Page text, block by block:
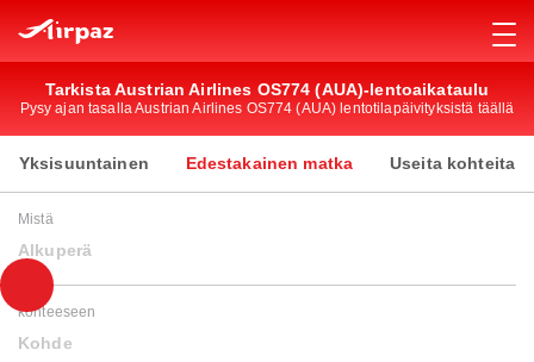
Tarkista Austrian Airlines OS774 (AUA)-lentoaikataulu
Pysy ajan tasalla Austrian Airlines OS774 (AUA) lentotilapäivityksistä täällä
Yksisuuntainen Edestakainen matka Useita kohteita
Mistä
Alkuperä
kohteeseen
Kohde